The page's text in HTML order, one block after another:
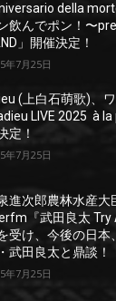
della
飲んでポン！〜
」開催決定！
年7月25日
(上白石萌歌)、
adieu LIVE 2025 à
定！
年7月25日
進次郎農林水産大
『武田良太 Try
受け、今後の日本
武田良太と鼎談！
年7月25日